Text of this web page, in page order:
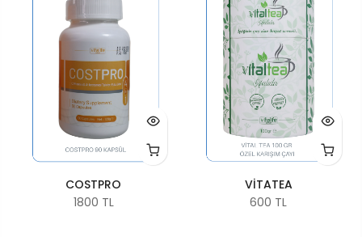
COSTPRO
1800 TL
VİTATEA
600 TL